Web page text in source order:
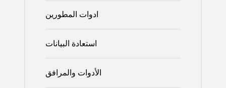
ادوات المطورين
استعادة البيانات
الأدوات والمرافق